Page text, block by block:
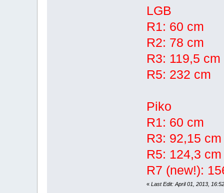
LGB
R1: 60 cm
R2: 78 cm
R3: 119,5 cm
R5: 232 cm
Piko
R1: 60 cm
R3: 92,15 cm
R5: 124,3 cm
R7 (new!):
«Last Edit: April 01, 2013,